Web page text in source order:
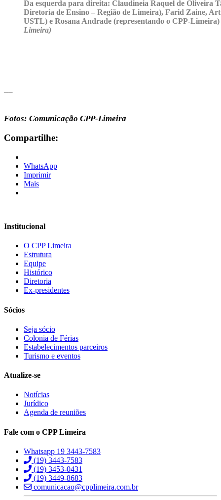
Da esquerda para direita: Claudineia Raquel de Oliveira
Diretoria de Ensino – Região de Limeira), Farid Zaine,
USTL) e Rosana Andrade (representando o CPP-
Limeira)
Fotos: Comunicação CPP-Limeira
Compartilhe:
WhatsApp
Imprimir
Mais
Institucional
O CPP Limeira
Estrutura
Equipe
Histórico
Diretoria
Ex-presidentes
Sócios
Seja sócio
Colonia de Férias
Estabelecimentos parceiros
Turismo e eventos
Atualize-se
Notícias
Jurídico
Agenda de reuniões
Fale com o CPP Limeira
Whatsapp 19 3443-7583
(19) 3443-7583
(19) 3453-0431
(19) 3449-8683
comunicacao@cpplimeira.com.br